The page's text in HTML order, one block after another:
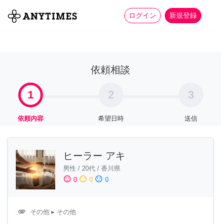
ログイン 新規登録
全て 家事 more_horiz
依頼相談
1
依頼内容
2
希望日時
3
送信
ヒーラー アキ
男性 / 20代 / 香川県
sentiment_satisfied 0 sentiment_neutral 0 sentiment_dissatisfied 0
attachment その他 ▸ その他